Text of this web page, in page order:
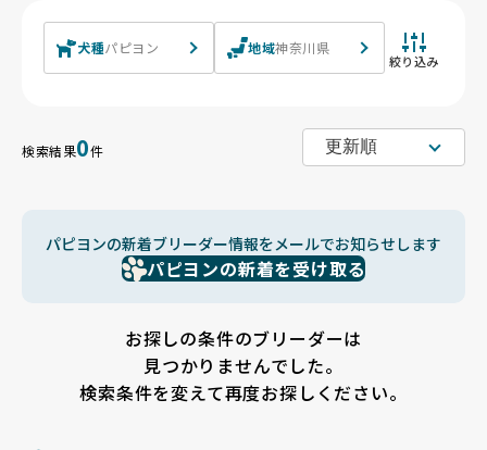
犬種パピヨン 地域神奈川県
絞り込み
検索結果0件
パピヨンの新着ブリーダー情報をメールでお知らせします
パピヨンの新着を受け取る
お探しの条件のブリーダーは
見つかりませんでした。
検索条件を変えて再度お探しください。